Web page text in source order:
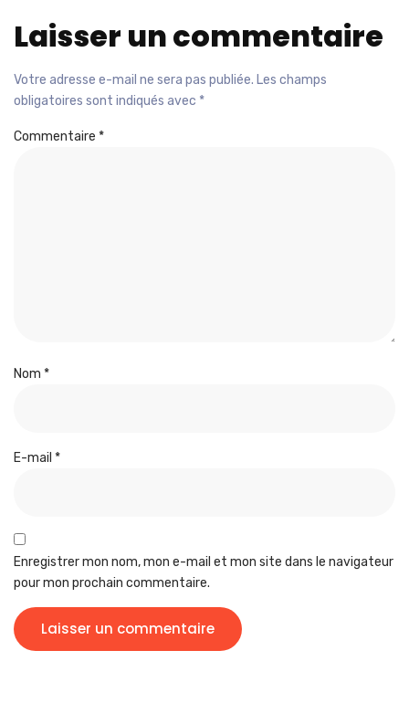
Laisser un commentaire
Votre adresse e-mail ne sera pas publiée. Les champs
obligatoires sont indiqués avec *
Commentaire *
Nom *
E-mail *
Enregistrer mon nom, mon e-mail et mon site dans le navigateur
pour mon prochain commentaire.